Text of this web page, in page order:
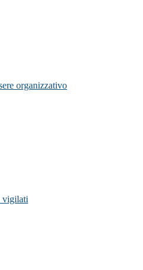
organizzativo
vigilati